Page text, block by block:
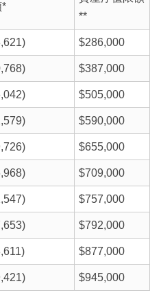
*
**
$286,000
$387,000
$505,000
$590,000
$655,000
$709,000
$757,000
$792,000
$877,000
$945,000